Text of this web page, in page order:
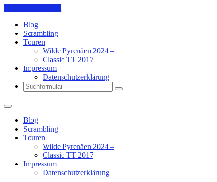
Blog
Scrambling
Touren
Wilde Pyrenäen 2024 –
Classic TT 2017
Impressum
Datenschutzerklärung
Search
Blog
Scrambling
Touren
Wilde Pyrenäen 2024 –
Classic TT 2017
Impressum
Datenschutzerklärung